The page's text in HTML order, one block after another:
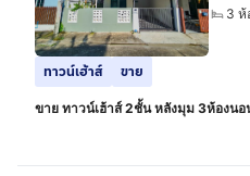
3 ห้
ทาวน์เฮ้าส์ ขาย
ขาย ทาวน์เฮ้าส์ 2ชั้น หลังมุม 3ห้องน